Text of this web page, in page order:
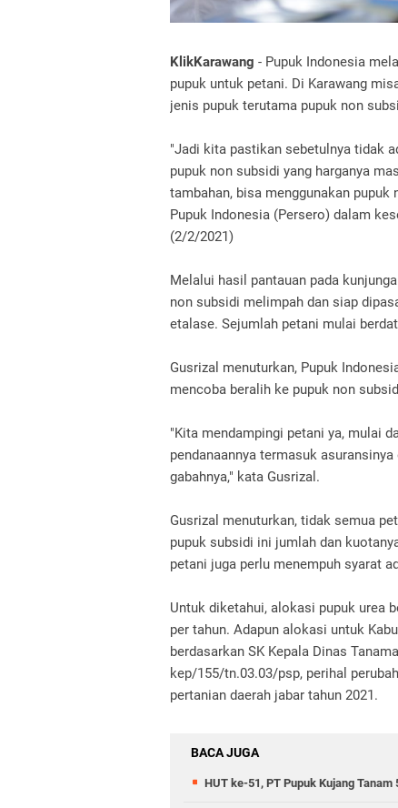
KlikKarawang - Pupuk Indonesia
pupuk untuk petani. Di Karawang
jenis pupuk terutama pupuk non
"Jadi kita pastikan sebetulnya tidak
pupuk non subsidi yang harganya
tambahan, bisa menggunakan
Pupuk Indonesia (Persero) dalam
(2/2/2021)
Melalui hasil pantauan pada
non subsidi melimpah dan siap
etalase. Sejumlah petani mulai
Gusrizal menuturkan, Pupuk
mencoba beralih ke pupuk non
"Kita mendampingi petani ya, mulai
pendanaannya termasuk
gabahnya," kata Gusrizal.
Gusrizal menuturkan, tidak semua
pupuk subsidi ini jumlah dan
petani juga perlu menempuh syarat
Untuk diketahui, alokasi pupuk urea
per tahun. Adapun alokasi untuk
berdasarkan SK Kepala Dinas
kep/155/tn.03.03/psp, perihal
pertanian daerah jabar tahun 2021.
BACA JUGA
HUT ke-51, PT Pupuk Kujang